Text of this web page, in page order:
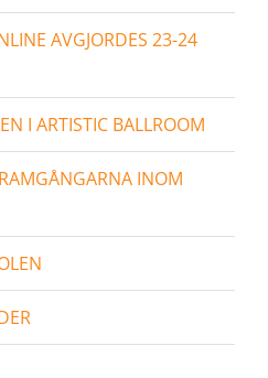
AVGJORDES 23-24
I ARTISTIC BALLROOM
INOM